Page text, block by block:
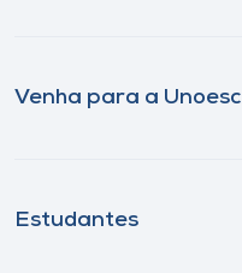
Venha para a Unoesc
Estudantes